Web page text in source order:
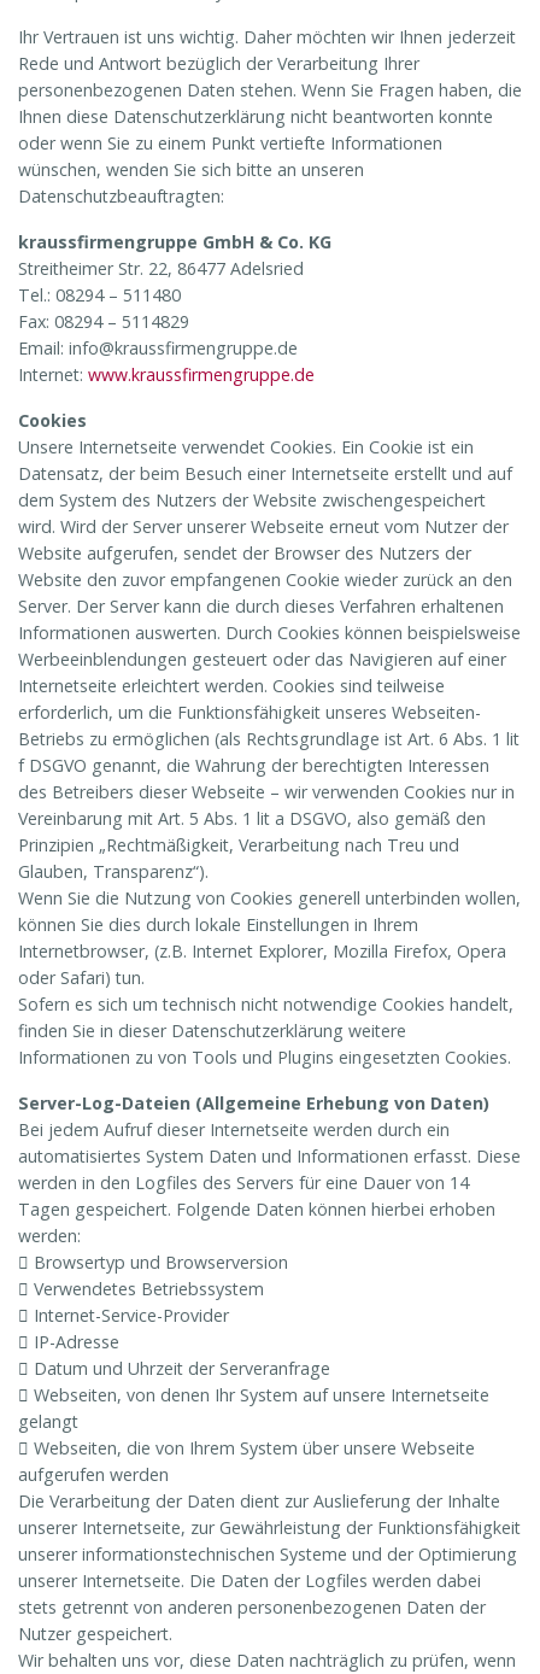
Ihr Vertrauen ist uns wichtig. Daher möchten wir Ihnen jederzeit
Rede und Antwort bezüglich der Verarbeitung Ihrer
personenbezogenen Daten stehen. Wenn Sie Fragen haben, die
Ihnen diese Datenschutzerklärung nicht beantworten konnte
oder wenn Sie zu einem Punkt vertiefte Informationen
wünschen, wenden Sie sich bitte an unseren
Datenschutzbeauftragten:
kraussfirmengruppe GmbH & Co. KG
Streitheimer Str. 22, 86477 Adelsried
Tel.: 08294 – 511480
Fax: 08294 – 5114829
Email: info@kraussfirmengruppe.de
Internet: www.kraussfirmengruppe.de
Cookies
Unsere Internetseite verwendet Cookies. Ein Cookie ist ein
Datensatz, der beim Besuch einer Internetseite erstellt und auf
dem System des Nutzers der Website zwischengespeichert
wird. Wird der Server unserer Webseite erneut vom Nutzer der
Website aufgerufen, sendet der Browser des Nutzers der
Website den zuvor empfangenen Cookie wieder zurück an den
Server. Der Server kann die durch dieses Verfahren erhaltenen
Informationen auswerten. Durch Cookies können beispielsweise
Werbeeinblendungen gesteuert oder das Navigieren auf einer
Internetseite erleichtert werden. Cookies sind teilweise
erforderlich, um die Funktionsfähigkeit unseres Webseiten-
Betriebs zu ermöglichen (als Rechtsgrundlage ist Art. 6 Abs. 1 lit
f DSGVO genannt, die Wahrung der berechtigten Interessen
des Betreibers dieser Webseite – wir verwenden Cookies nur in
Vereinbarung mit Art. 5 Abs. 1 lit a DSGVO, also gemäß den
Prinzipien „Rechtmäßigkeit, Verarbeitung nach Treu und
Glauben, Transparenz“).
Wenn Sie die Nutzung von Cookies generell unterbinden wollen,
können Sie dies durch lokale Einstellungen in Ihrem
Internetbrowser, (z.B. Internet Explorer, Mozilla Firefox, Opera
oder Safari) tun.
Sofern es sich um technisch nicht notwendige Cookies handelt,
finden Sie in dieser Datenschutzerklärung weitere
Informationen zu von Tools und Plugins eingesetzten Cookies.
Server-Log-Dateien (Allgemeine Erhebung von Daten)
Bei jedem Aufruf dieser Internetseite werden durch ein
automatisiertes System Daten und Informationen erfasst. Diese
werden in den Logfiles des Servers für eine Dauer von 14
Tagen gespeichert. Folgende Daten können hierbei erhoben
werden:
 Browsertyp und Browserversion
 Verwendetes Betriebssystem
 Internet-Service-Provider
 IP-Adresse
 Datum und Uhrzeit der Serveranfrage
 Webseiten, von denen Ihr System auf unsere Internetseite
gelangt
 Webseiten, die von Ihrem System über unsere Webseite
aufgerufen werden
Die Verarbeitung der Daten dient zur Auslieferung der Inhalte
unserer Internetseite, zur Gewährleistung der Funktionsfähigkeit
unserer informationstechnischen Systeme und der Optimierung
unserer Internetseite. Die Daten der Logfiles werden dabei
stets getrennt von anderen personenbezogenen Daten der
Nutzer gespeichert.
Wir behalten uns vor, diese Daten nachträglich zu prüfen, wenn